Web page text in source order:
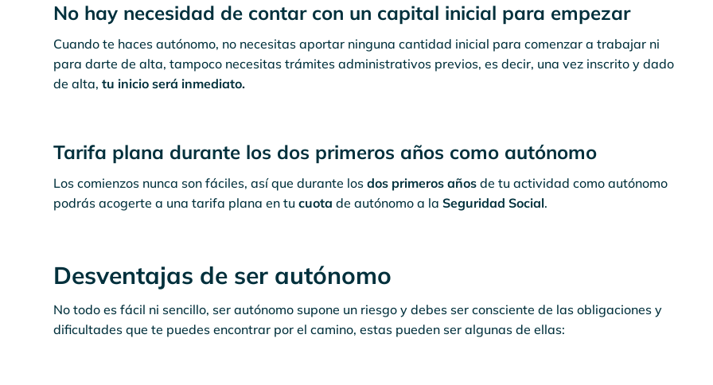
No hay necesidad de contar con un capital inicial para empezar
Cuando te haces autónomo, no necesitas aportar ninguna cantidad inicial para comenzar a trabajar ni
para darte de alta, tampoco necesitas trámites administrativos previos, es decir, una vez inscrito y dado
de alta,tu inicio será inmediato.
Tarifa plana durante los dos primeros años como autónomo
Los comienzos nunca son fáciles, así que durante losdos primeros años de tu actividad como autónomo
podrás acogerte a una tarifa plana en tucuota de autónomo a laSeguridad Social.
Desventajas de ser autónomo
No todo es fácil ni sencillo, ser autónomo supone un riesgo y debes ser consciente de las obligaciones y
dificultades que te puedes encontrar por el camino, estas pueden ser algunas de ellas: